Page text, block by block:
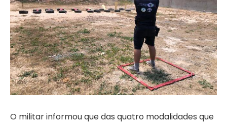
O militar informou que das quatro modalidades que